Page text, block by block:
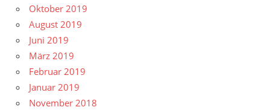
Oktober 2019
August 2019
Juni 2019
März 2019
Februar 2019
Januar 2019
November 2018